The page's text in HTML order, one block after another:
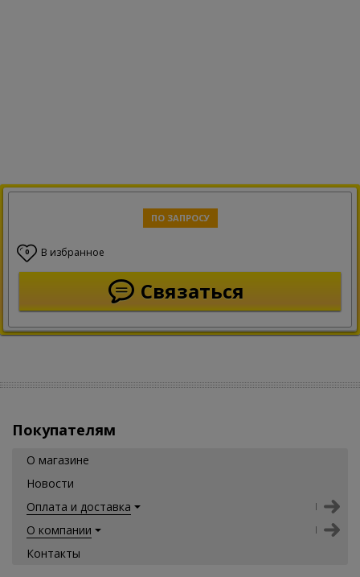
ПО ЗАПРОСУ
0 В избранное
Связаться
Покупателям
О магазине
Новости
Оплата и доставка
О компании
Контакты